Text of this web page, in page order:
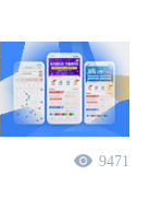
9471